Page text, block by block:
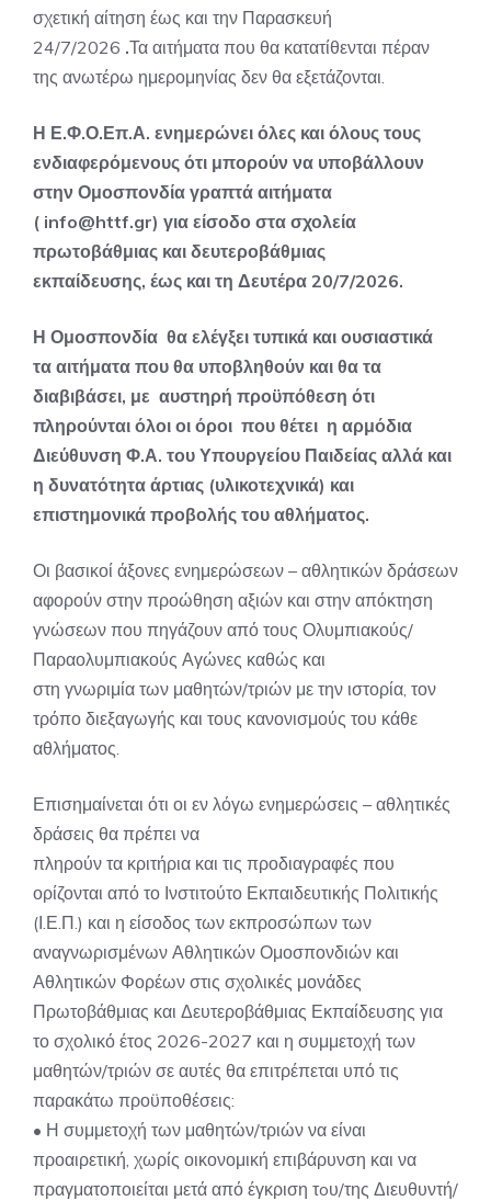
σχετική αίτηση έως και την Παρασκευή
24/7/2026 .Τα αιτήματα που θα κατατίθενται πέραν
της ανωτέρω ημερομηνίας δεν θα εξετάζονται.
Η Ε.Φ.Ο.Επ.Α. ενημερώνει όλες και όλους τους
ενδιαφερόμενους ότι μπορούν να υποβάλλουν
στην Ομοσπονδία γραπτά αιτήματα
( info@httf.gr) για είσοδο στα σχολεία
πρωτοβάθμιας και δευτεροβάθμιας
εκπαίδευσης, έως και τη Δευτέρα 20/7/2026.
Η Ομοσπονδία θα ελέγξει τυπικά και ουσιαστικά
τα αιτήματα που θα υποβληθούν και θα τα
διαβιβάσει, με αυστηρή προϋπόθεση ότι
πληρούνται όλοι οι όροι που θέτει η αρμόδια
Διεύθυνση Φ.Α. του Υπουργείου Παιδείας αλλά και
η δυνατότητα άρτιας (υλικοτεχνικά) και
επιστημονικά προβολής του αθλήματος.
Οι βασικοί άξονες ενημερώσεων – αθλητικών δράσεων
αφορούν στην προώθηση αξιών και στην απόκτηση
γνώσεων που πηγάζουν από τους Ολυμπιακούς/
Παραολυμπιακούς Αγώνες καθώς και
στη γνωριμία των μαθητών/τριών με την ιστορία, τον
τρόπο διεξαγωγής και τους κανονισμούς του κάθε
αθλήματος.
Επισημαίνεται ότι οι εν λόγω ενημερώσεις – αθλητικές
δράσεις θα πρέπει να
πληρούν τα κριτήρια και τις προδιαγραφές που
ορίζονται από το Ινστιτούτο Εκπαιδευτικής Πολιτικής
(Ι.Ε.Π.) και η είσοδος των εκπροσώπων των
αναγνωρισμένων Αθλητικών Ομοσπονδιών και
Αθλητικών Φορέων στις σχολικές μονάδες
Πρωτοβάθμιας και Δευτεροβάθμιας Εκπαίδευσης για
το σχολικό έτος 2026-2027 και η συμμετοχή των
μαθητών/τριών σε αυτές θα επιτρέπεται υπό τις
παρακάτω προϋποθέσεις:
• Η συμμετοχή των μαθητών/τριών να είναι
προαιρετική, χωρίς οικονομική επιβάρυνση και να
πραγματοποιείται μετά από έγκριση τoυ/της Διευθυντή/